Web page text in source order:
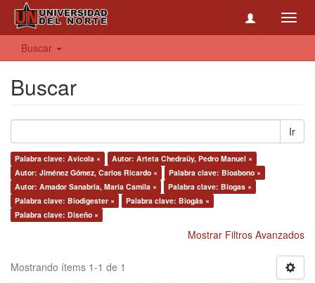
Buscar
Buscar
Ir
Palabra clave: Avícola ×
Autor: Arteta Chedraüy, Pedro Manuel ×
Autor: Jiménez Gómez, Carlos Ricardo ×
Palabra clave: Bioabono ×
Autor: Amador Sanabria, Maria Camila ×
Palabra clave: Biogas ×
Palabra clave: Biodigester ×
Palabra clave: Biogás ×
Palabra clave: Diseño ×
Mostrar Filtros Avanzados
Mostrando ítems 1-1 de 1